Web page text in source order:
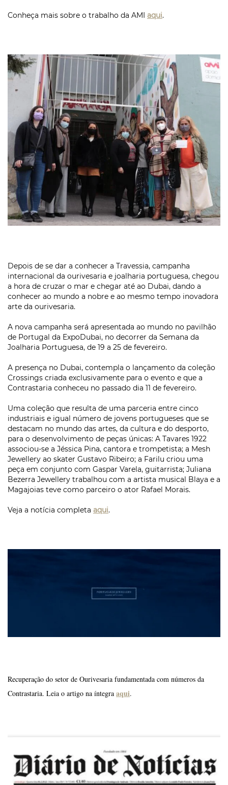
Conheça mais sobre o trabalho da AMI aqui.
Depois de se dar a conhecer a Travessia, campanha
internacional da ourivesaria e joalharia portuguesa, chegou
a hora de cruzar o mar e chegar até ao Dubai, dando a
conhecer ao mundo a nobre e ao mesmo tempo inovadora
arte da ourivesaria.
A nova campanha será apresentada ao mundo no pavilhão
de Portugal da ExpoDubai, no decorrer da Semana da
Joalharia Portuguesa, de 19 a 25 de fevereiro.
A presença no Dubai, contempla o lançamento da coleção
Crossings criada exclusivamente para o evento e que a
Contrastaria conheceu no passado dia 11 de fevereiro.
Uma coleção que resulta de uma parceria entre cinco
industriais e igual número de jovens portugueses que se
destacam no mundo das artes, da cultura e do desporto,
para o desenvolvimento de peças únicas: A Tavares 1922
associou-se a Jéssica Pina, cantora e trompetista; a Mesh
Jewellery ao skater Gustavo Ribeiro; a Farilu criou uma
peça em conjunto com Gaspar Varela, guitarrista; Juliana
Bezerra Jewellery trabalhou com a artista musical Blaya e a
Magajoias teve como parceiro o ator Rafael Morais.
Veja a notícia completa aqui.
Recuperação do setor de Ourivesaria fundamentada com números da
Contrastaria. Leia o artigo na íntegra aqui.